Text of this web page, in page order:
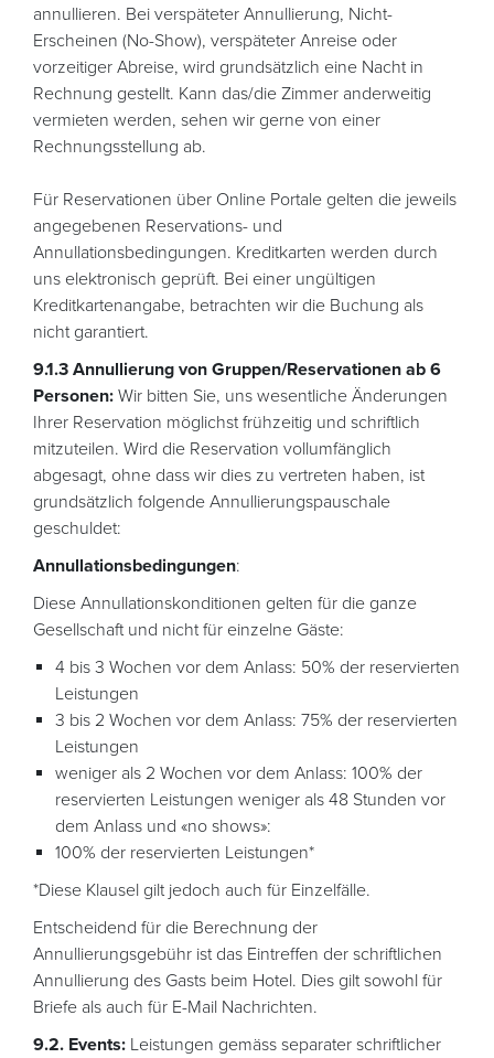
annullieren. Bei verspäteter Annullierung, Nicht-
Erscheinen (No-Show), verspäteter Anreise oder
vorzeitiger Abreise, wird grundsätzlich eine Nacht in
Rechnung gestellt. Kann das/die Zimmer anderweitig
vermieten werden, sehen wir gerne von einer
Rechnungsstellung ab.
Für Reservationen über Online Portale gelten die jeweils
angegebenen Reservations- und
Annullationsbedingungen. Kreditkarten werden durch
uns elektronisch geprüft. Bei einer ungültigen
Kreditkartenangabe, betrachten wir die Buchung als
nicht garantiert.
9.1.3 Annullierung von Gruppen/Reservationen ab 6
Personen: Wir bitten Sie, uns wesentliche Änderungen
Ihrer Reservation möglichst frühzeitig und schriftlich
mitzuteilen. Wird die Reservation vollumfänglich
abgesagt, ohne dass wir dies zu vertreten haben, ist
grundsätzlich folgende Annullierungspauschale
geschuldet:
Annullationsbedingungen:
Diese Annullationskonditionen gelten für die ganze
Gesellschaft und nicht für einzelne Gäste:
4 bis 3 Wochen vor dem Anlass: 50% der reservierten
Leistungen
3 bis 2 Wochen vor dem Anlass: 75% der reservierten
Leistungen
weniger als 2 Wochen vor dem Anlass: 100% der
reservierten Leistungen weniger als 48 Stunden vor
dem Anlass und «no shows»:
100% der reservierten Leistungen*
*Diese Klausel gilt jedoch auch für Einzelfälle.
Entscheidend für die Berechnung der
Annullierungsgebühr ist das Eintreffen der schriftlichen
Annullierung des Gasts beim Hotel. Dies gilt sowohl für
Briefe als auch für E-Mail Nachrichten.
9.2. Events: Leistungen gemäss separater schriftlicher